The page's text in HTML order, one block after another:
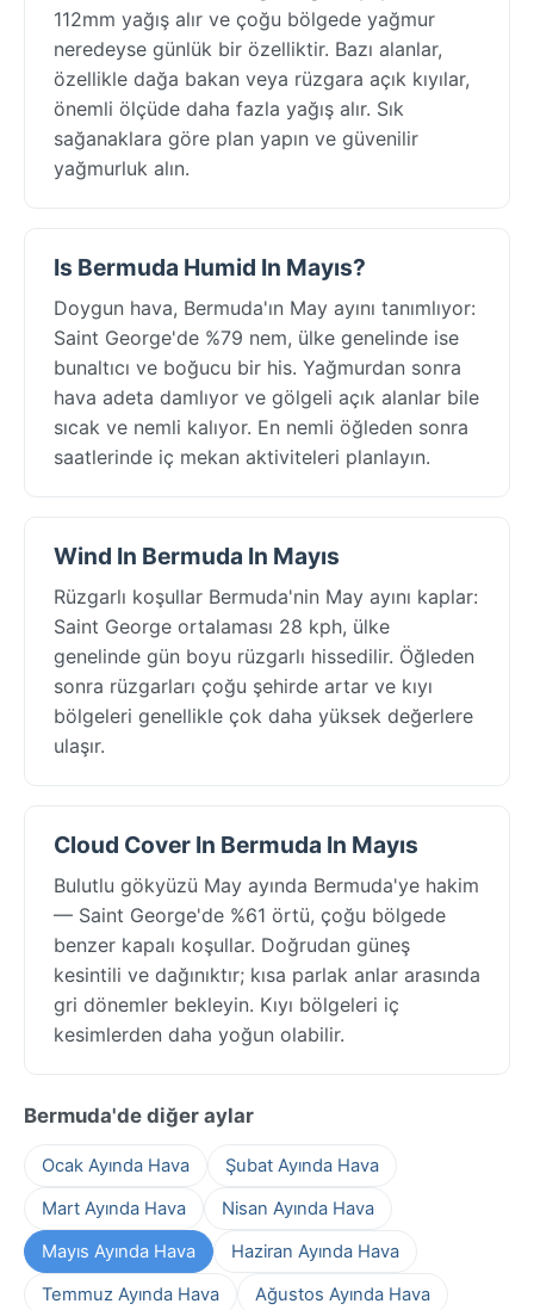
112mm yağış alır ve çoğu bölgede yağmur
neredeyse günlük bir özelliktir. Bazı alanlar,
özellikle dağa bakan veya rüzgara açık kıyılar,
önemli ölçüde daha fazla yağış alır. Sık
sağanaklara göre plan yapın ve güvenilir
yağmurluk alın.
Is Bermuda Humid In Mayıs?
Doygun hava, Bermuda'ın May ayını tanımlıyor:
Saint George'de %79 nem, ülke genelinde ise
bunaltıcı ve boğucu bir his. Yağmurdan sonra
hava adeta damlıyor ve gölgeli açık alanlar bile
sıcak ve nemli kalıyor. En nemli öğleden sonra
saatlerinde iç mekan aktiviteleri planlayın.
Wind In Bermuda In Mayıs
Rüzgarlı koşullar Bermuda'nin May ayını kaplar:
Saint George ortalaması 28 kph, ülke
genelinde gün boyu rüzgarlı hissedilir. Öğleden
sonra rüzgarları çoğu şehirde artar ve kıyı
bölgeleri genellikle çok daha yüksek değerlere
ulaşır.
Cloud Cover In Bermuda In Mayıs
Bulutlu gökyüzü May ayında Bermuda'ye hakim
— Saint George'de %61 örtü, çoğu bölgede
benzer kapalı koşullar. Doğrudan güneş
kesintili ve dağınıktır; kısa parlak anlar arasında
gri dönemler bekleyin. Kıyı bölgeleri iç
kesimlerden daha yoğun olabilir.
Bermuda'de diğer aylar
Ocak Ayında Hava
Şubat Ayında Hava
Mart Ayında Hava
Nisan Ayında Hava
Mayıs Ayında Hava
Haziran Ayında Hava
Temmuz Ayında Hava
Ağustos Ayında Hava